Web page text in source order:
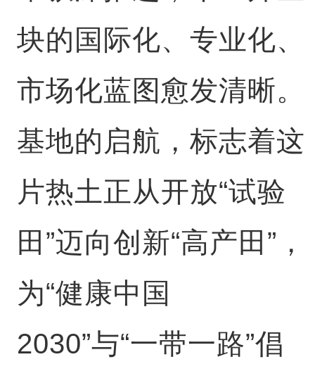
块的国际化、专业化、
市场化蓝图愈发清晰。
基地的启航，标志着这
片热土正从开放“试验
田”迈向创新“高产田”，
为“健康中国
2030”与“一带一路”倡